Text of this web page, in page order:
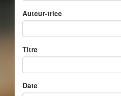
Auteur-trice
Titre
Date